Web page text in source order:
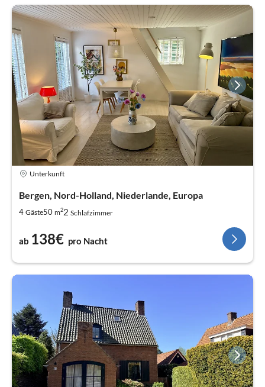
Unterkunft
Bergen, Nord-Holland, Niederlande, Europa
4 Gäste50 m22 Schlafzimmer
ab 138€ pro Nacht